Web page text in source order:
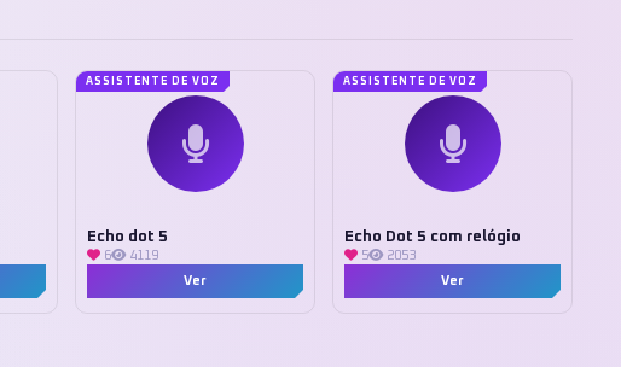
ASSISTENTE DE VOZ
Echo dot 5
6
4119
Ver
ASSISTENTE DE VOZ
Echo Dot 5 com relógio
5
2053
Ver